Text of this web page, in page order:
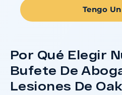
Tengo
Por Qué Elegir
Bufete De
Lesiones De